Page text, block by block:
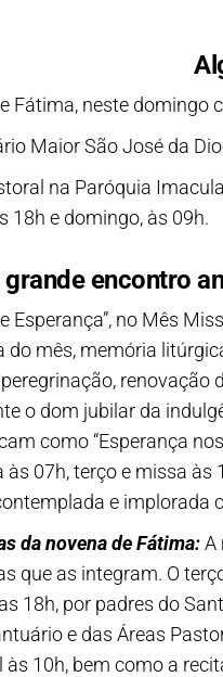
Fátima, neste
Maior São José da
na Paróquia
18h e domingo, às 09h.
grande encontro
Esperança”, no Mês
mês, memória
o dom jubilar da
como “Esperança
07h, terço e missa
e implorada
da novena de Fátima:A
que as integram. O
18h, por padres do
e das Áreas
10h, bem como a